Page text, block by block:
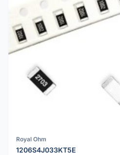
Royal Ohm
1206S4J033KT5E